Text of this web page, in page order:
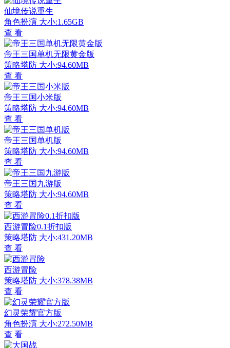
仙境传说重生
角色扮演 大小:1.65GB
查 看
帝王三国单机无限黄金版
策略塔防 大小:94.60MB
查 看
帝王三国小米版
策略塔防 大小:94.60MB
查 看
帝王三国单机版
策略塔防 大小:94.60MB
查 看
帝王三国九游版
策略塔防 大小:94.60MB
查 看
西游冒险0.1折扣版
策略塔防 大小:431.20MB
查 看
西游冒险
策略塔防 大小:378.38MB
查 看
幻灵荣耀官方版
角色扮演 大小:272.50MB
查 看